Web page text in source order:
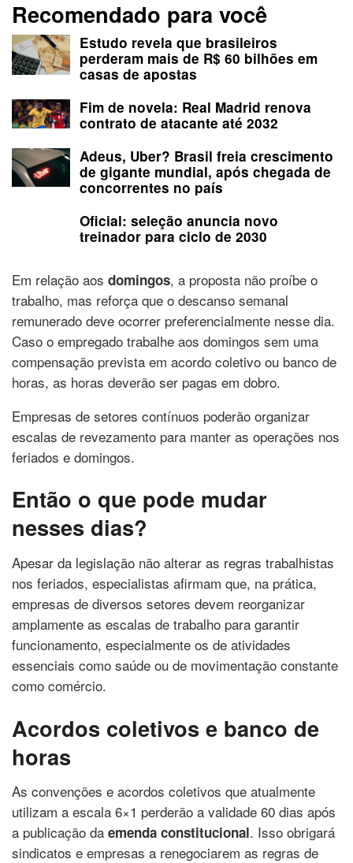
Recomendado para você
Estudo revela que brasileiros
perderam mais de R$ 60 bilhões em
casas de apostas
Fim de novela: Real Madrid renova
contrato de atacante até 2032
Adeus, Uber? Brasil freia crescimento
de gigante mundial, após chegada de
concorrentes no país
Oficial: seleção anuncia novo
treinador para ciclo de 2030
Em relação aos domingos, a proposta não proíbe o
trabalho, mas reforça que o descanso semanal
remunerado deve ocorrer preferencialmente nesse dia.
Caso o empregado trabalhe aos domingos sem uma
compensação prevista em acordo coletivo ou banco de
horas, as horas deverão ser pagas em dobro.
Empresas de setores contínuos poderão organizar
escalas de revezamento para manter as operações nos
feriados e domingos.
Então o que pode mudar
nesses dias?
Apesar da legislação não alterar as regras trabalhistas
nos feriados, especialistas afirmam que, na prática,
empresas de diversos setores devem reorganizar
amplamente as escalas de trabalho para garantir
funcionamento, especialmente os de atividades
essenciais como saúde ou de movimentação constante
como comércio.
Acordos coletivos e banco de
horas
As convenções e acordos coletivos que atualmente
utilizam a escala 6×1 perderão a validade 60 dias após
a publicação da emenda constitucional. Isso obrigará
sindicatos e empresas a renegociarem as regras de